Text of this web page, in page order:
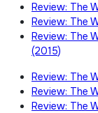
Review: The
Review: The
Review: The
(2015)
Review: The
Review: The
Review: The